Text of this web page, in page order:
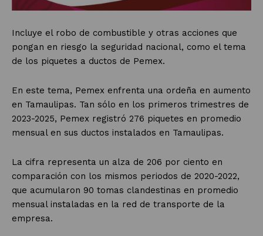
Incluye el robo de combustible y otras acciones que
pongan en riesgo la seguridad nacional, como el tema
de los piquetes a ductos de Pemex.
En este tema, Pemex enfrenta una ordeña en aumento
en Tamaulipas. Tan sólo en los primeros trimestres de
2023-2025, Pemex registró 276 piquetes en promedio
mensual en sus ductos instalados en Tamaulipas.
La cifra representa un alza de 206 por ciento en
comparación con los mismos periodos de 2020-2022,
que acumularon 90 tomas clandestinas en promedio
mensual instaladas en la red de transporte de la
empresa.